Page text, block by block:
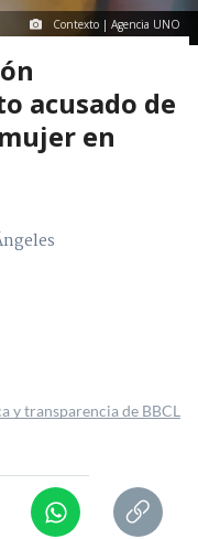
Contexto | Agencia UNO
acusado de
en
y transparencia de BBCL